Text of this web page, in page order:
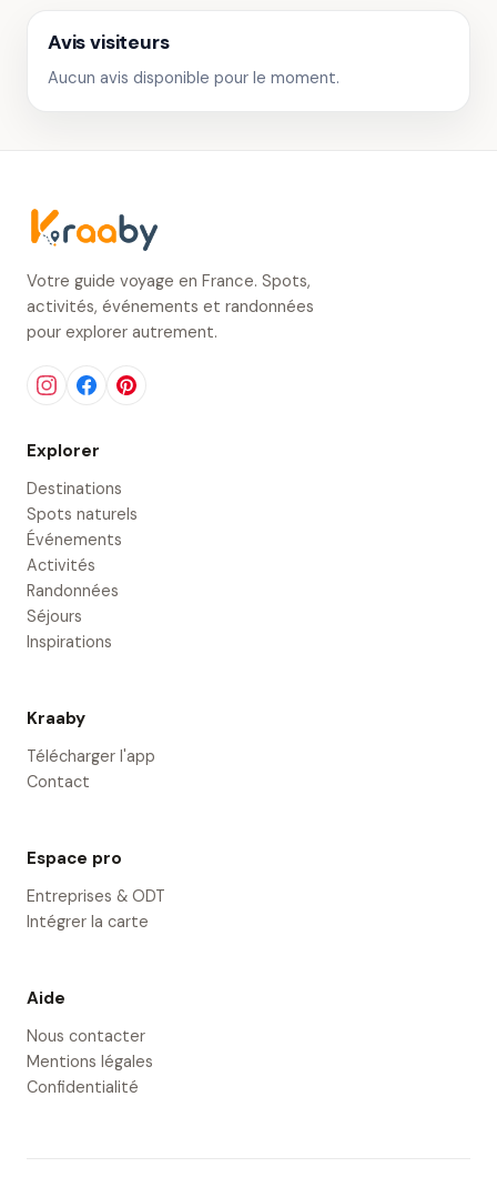
Avis visiteurs
Aucun avis disponible pour le moment.
Votre guide voyage en France. Spots,
activités, événements et randonnées
pour explorer autrement.
Explorer
Destinations
Spots naturels
Événements
Activités
Randonnées
Séjours
Inspirations
Kraaby
Télécharger l'app
Contact
Espace pro
Entreprises & ODT
Intégrer la carte
Aide
Nous contacter
Mentions légales
Confidentialité